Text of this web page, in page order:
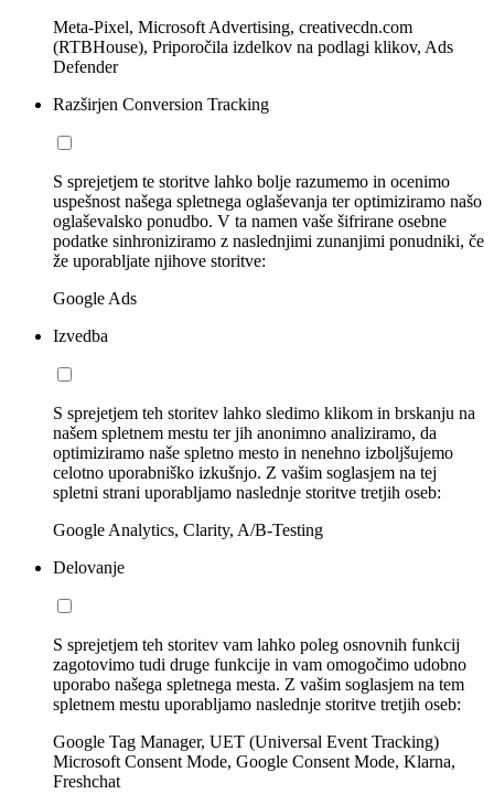
Meta-Pixel, Microsoft Advertising, creativecdn.com
(RTBHouse), Priporočila izdelkov na podlagi klikov, Ads
Defender
Razširjen Conversion Tracking
S sprejetjem te storitve lahko bolje razumemo in ocenimo
uspešnost našega spletnega oglaševanja ter optimiziramo našo
oglaševalsko ponudbo. V ta namen vaše šifrirane osebne
podatke sinhroniziramo z naslednjimi zunanjimi ponudniki, če
že uporabljate njihove storitve:
Google Ads
Izvedba
S sprejetjem teh storitev lahko sledimo klikom in brskanju na
našem spletnem mestu ter jih anonimno analiziramo, da
optimiziramo naše spletno mesto in nenehno izboljšujemo
celotno uporabniško izkušnjo. Z vašim soglasjem na tej
spletni strani uporabljamo naslednje storitve tretjih oseb:
Google Analytics, Clarity, A/B-Testing
Delovanje
S sprejetjem teh storitev vam lahko poleg osnovnih funkcij
zagotovimo tudi druge funkcije in vam omogočimo udobno
uporabo našega spletnega mesta. Z vašim soglasjem na tem
spletnem mestu uporabljamo naslednje storitve tretjih oseb:
Google Tag Manager, UET (Universal Event Tracking)
Microsoft Consent Mode, Google Consent Mode, Klarna,
Freshchat